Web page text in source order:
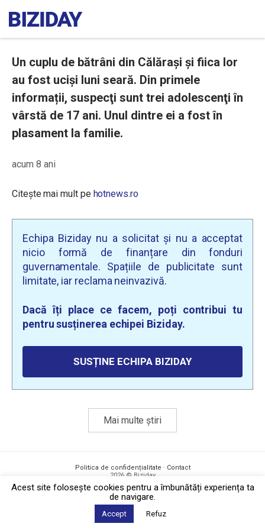
Un cuplu de bătrâni din Călărași și fiica lor
au fost uciși luni seară. Din primele
informații, suspecţi sunt trei adolescenţi în
vârstă de 17 ani. Unul dintre ei a fost în
plasament la familie.
acum 8 ani
Citește mai mult pe hotnews.ro
Echipa Biziday nu a solicitat și nu a acceptat
nicio formă de finanțare din fonduri
guvernamentale. Spațiile de publicitate sunt
limitate, iar reclama neinvazivă.
Dacă îți place ce facem, poți contribui tu
pentru susținerea echipei Biziday.
SUSȚINE ECHIPA BIZIDAY
Mai multe știri
Politica de confidențialitate · Contact
2026 © Biziday
Acest site foloseşte cookies pentru a îmbunătăți experiența ta
de navigare.
Accept Refuz